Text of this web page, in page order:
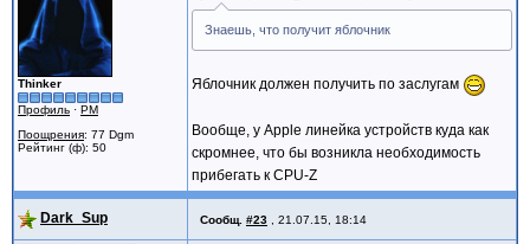
Thinker
Профиль · PM
Поощрения: 77 Dgm
Рейтинг (ф): 50
Знаешь, что получит яблочник
Яблочник должен получить по заслугам
Вообще, у Apple линейка устройств куда как
скромнее, что бы возникла необходимость
прибегать к CPU-Z
Dark_Sup Сообщ. #23 21.07.15, 18:14